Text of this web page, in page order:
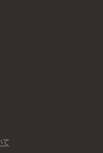
て